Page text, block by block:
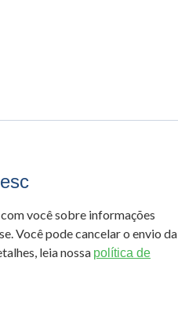
você sobre informações
Você pode cancelar o envio da
leia nossa política de